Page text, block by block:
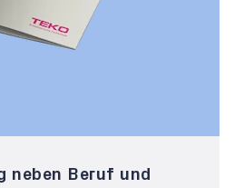
neben Beruf und